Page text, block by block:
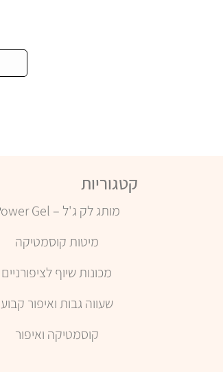
קטגוריות
מותג לק ג'ל – Power Gel
מיטות קוסמטיקה
מכונות שיוף לציפורניים
שעווה גבות ואיפור קבוע
קוסמטיקה ואיפור